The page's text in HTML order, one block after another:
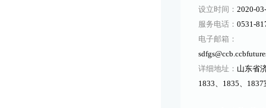
设立时间： 2020-
服务电话： 0531-
电子邮箱：
详细地址： 山东省
1833、1835、1837